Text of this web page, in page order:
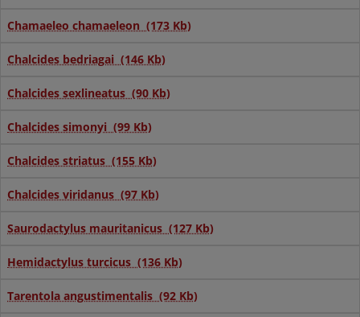
Chamaeleo chamaeleon (173 Kb)
Chalcides bedriagai (146 Kb)
Chalcides sexlineatus (90 Kb)
Chalcides simonyi (99 Kb)
Chalcides striatus (155 Kb)
Chalcides viridanus (97 Kb)
Saurodactylus mauritanicus (127 Kb)
Hemidactylus turcicus (136 Kb)
Tarentola angustimentalis (92 Kb)